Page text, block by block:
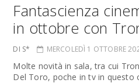
Fantascienza
in ottobre con
DI S* MERCOLEDÌ 1 OTTOBRE
Molte novità in sala, tra cui
Del Toro, poche in tv in questo